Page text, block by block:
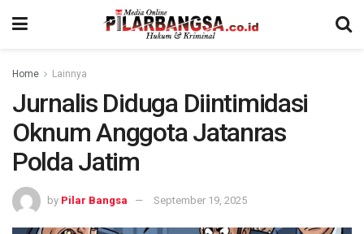
Home Lainnya
Jurnalis Diduga Diintimidasi
Oknum Anggota Jatanras
Polda Jatim
by Pilar Bangsa September 19, 2025